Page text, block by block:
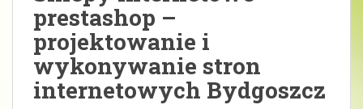
prestashop –
projektowanie i
wykonywanie stron
internetowych Bydgoszcz